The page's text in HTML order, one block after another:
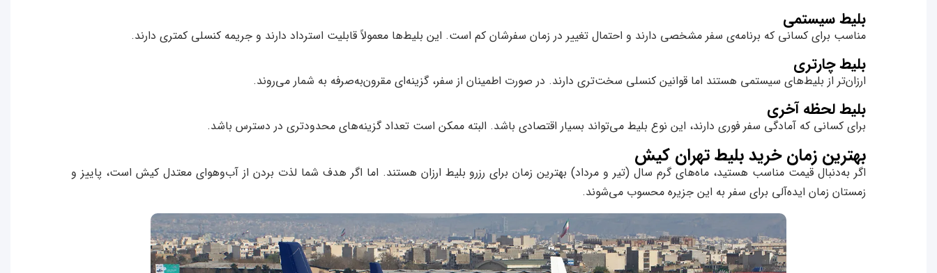
بلیط سیستمی
مناسب برای کسانی که برنامه‌ی سفر مشخصی دارند و احتمال تغییر در زمان سفرشان کم است. این بلیط‌ها معمولاً قابلیت استرداد دارند و جریمه کنسلی کمتری دارند.
بلیط چارتری
ارزان‌تر از بلیط‌های سیستمی هستند اما قوانین کنسلی سخت‌تری دارند. در صورت اطمینان از سفر، گزینه‌ای مقرون‌به‌صرفه به شمار می‌روند.
بلیط لحظه آخری
برای کسانی که آمادگی سفر فوری دارند، این نوع بلیط می‌تواند بسیار اقتصادی باشد. البته ممکن است تعداد گزینه‌های محدودتری در دسترس باشد.
بهترین زمان خرید بلیط تهران کیش
اگر به‌دنبال قیمت مناسب هستید، ماه‌های گرم سال (تیر و مرداد) بهترین زمان برای رزرو بلیط ارزان هستند. اما اگر هدف شما لذت بردن از آب‌وهوای معتدل کیش است، پاییز و
زمستان زمان ایده‌آلی برای سفر به این جزیره محسوب می‌شوند.